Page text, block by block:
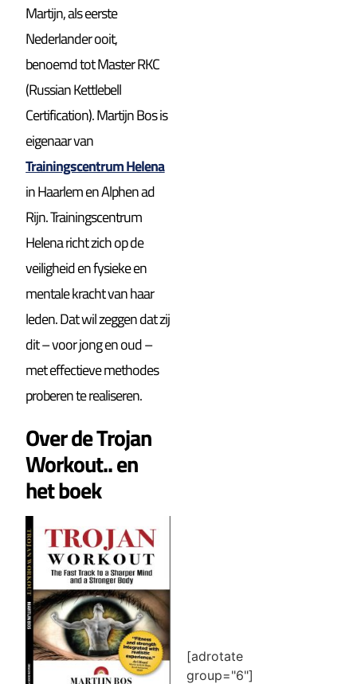
Martijn, als eerste
Nederlander ooit,
benoemd tot Master RKC
(Russian Kettlebell
Certification). Martijn Bos is
eigenaar van
Trainingscentrum Helena
in Haarlem en Alphen ad
Rijn. Trainingscentrum
Helena richt zich op de
veiligheid en fysieke en
mentale kracht van haar
leden. Dat wil zeggen dat zij
dit – voor jong en oud –
met effectieve methodes
proberen te realiseren.
Over de Trojan
Workout.. en
het boek
[adrotate
group="6"]